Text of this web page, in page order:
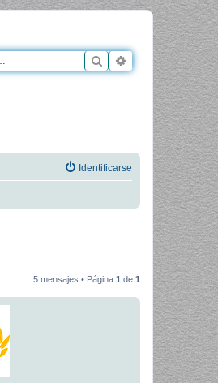
Buscar Búsqueda
Identificarse
5 mensajes • Página 1 de 1